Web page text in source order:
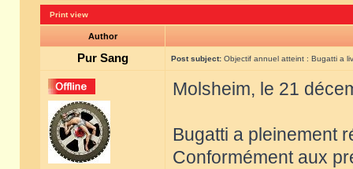
Print view
Author
Pur Sang Post subject: Objectif annuel atteint : Bugatti a
Molsheim, le 21
Bugatti a pleinement
Conformément aux